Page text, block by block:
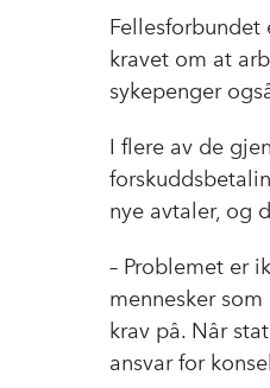
kravet om at
sykepenger
I flere av de
nye avtaler, og
– Problemet er
mennesker
krav på. Når
ansvar for